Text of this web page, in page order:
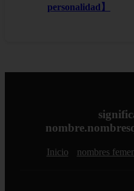
personalidad】
Inicio nombres